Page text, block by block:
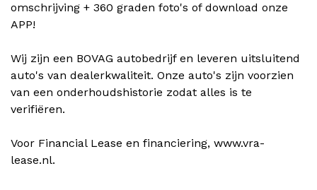
omschrijving + 360 graden foto's of download onze
APP!
Wij zijn een BOVAG autobedrijf en leveren uitsluitend
auto's van dealerkwaliteit. Onze auto's zijn voorzien
van een onderhoudshistorie zodat alles is te
verifiëren.
Voor Financial Lease en financiering, www.vra-
lease.nl.